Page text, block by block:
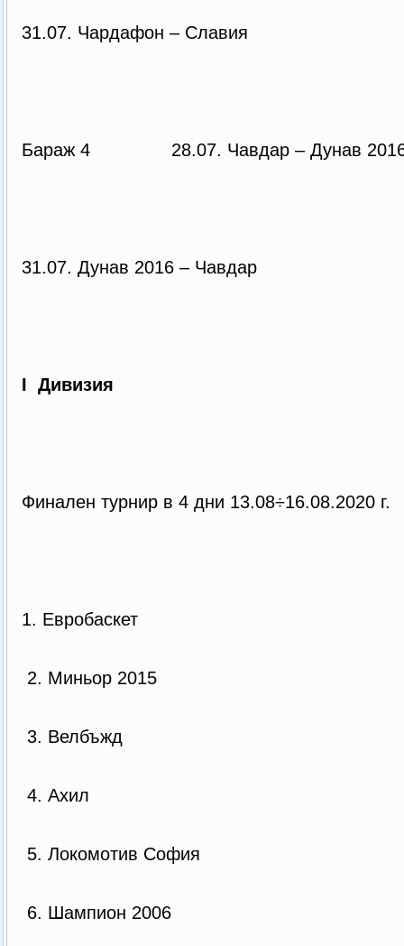
31.07. Чардафон – Славия
Бараж 4 28.07. Чавдар – Дунав
31.07. Дунав 2016 – Чавдар
I Дивизия
Финален турнир в 4 дни 13.08÷16.08.2020 г.
1. Евробаскет
2. Миньор 2015
3. Велбъжд
4. Ахил
5. Локомотив София
6. Шампион 2006